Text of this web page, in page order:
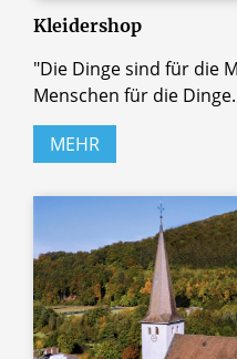
Kleidershop
"Die Dinge sind für die
Menschen für die
MEHR